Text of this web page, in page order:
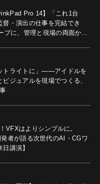
Pro 14】「これ1台
督・演出の仕事を完結でき
プに、管理と現場の両面から
トライトに」――アイドルを
ジュアルを現場でつくる、
VFXはよりシンプルに。
者が語る次世代のAI・CGワ
講演】